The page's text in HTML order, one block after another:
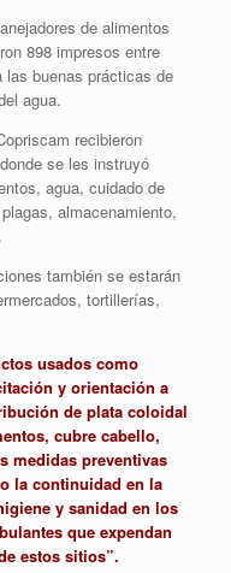
de alimentos
898 impresos entre
buenas prácticas de
agua.
recibieron
se les instruyó
agua, cuidado de
almacenamiento,
también se estarán
tortillerías,
usados como
y orientación a
de plata coloidal
cubre cabello,
medidas preventivas
la continuidad en la
y sanidad en los
que expendan
estos sitios”.